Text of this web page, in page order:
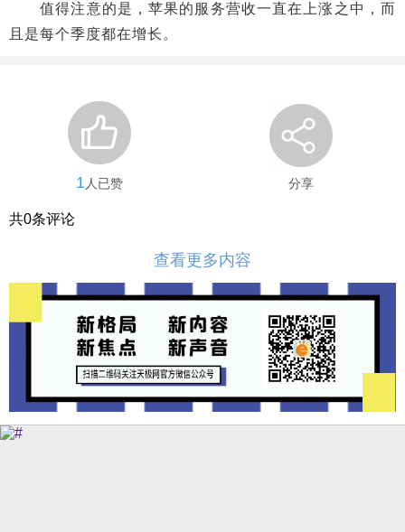
值得注意的是，苹果的服务营收一直在上涨之中，而
且是每个季度都在增长。
1 人已赞 分享
共0条评论
查看更多内容